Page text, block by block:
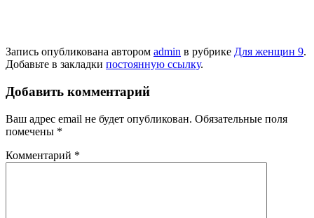
Запись опубликована автором admin в рубрике Для женщин 9.
Добавьте в закладки постоянную ссылку.
Добавить комментарий
Ваш адрес email не будет опубликован. Обязательные поля
помечены *
Комментарий *